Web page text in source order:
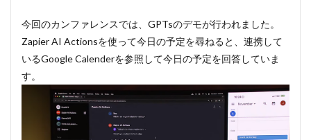
今回のカンファレンスでは、GPTsのデモが行われました。
Zapier AI Actionsを使って今日の予定を尋ねると、連携して
いるGoogle Calenderを参照して今日の予定を回答していま
す。